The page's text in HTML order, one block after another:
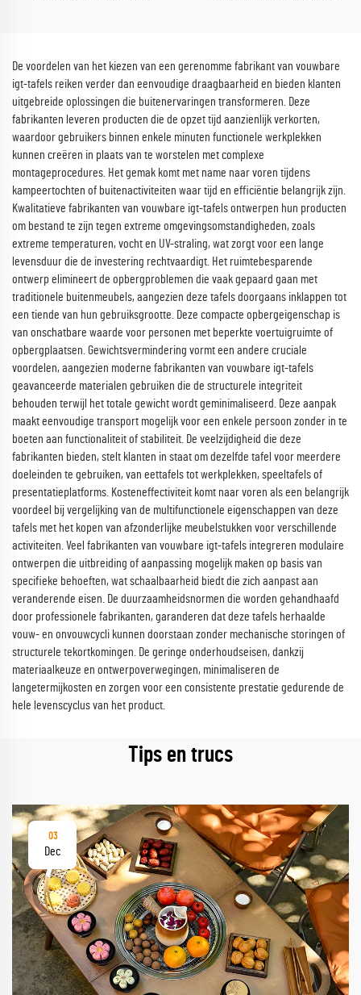
buitenshuis, woonkamer of park
De voordelen van het kiezen van een gerenomme fabrikant van vouwbare
igt-tafels reiken verder dan eenvoudige draagbaarheid en bieden klanten
uitgebreide oplossingen die buitenervaringen transformeren. Deze
fabrikanten leveren producten die de opzet tijd aanzienlijk verkorten,
waardoor gebruikers binnen enkele minuten functionele werkplekken
kunnen creëren in plaats van te worstelen met complexe
montageprocedures. Het gemak komt met name naar voren tijdens
kampeertochten of buitenactiviteiten waar tijd en efficiëntie belangrijk zijn.
Kwalitatieve fabrikanten van vouwbare igt-tafels ontwerpen hun producten
om bestand te zijn tegen extreme omgevingsomstandigheden, zoals
extreme temperaturen, vocht en UV-straling, wat zorgt voor een lange
levensduur die de investering rechtvaardigt. Het ruimtebesparende
ontwerp elimineert de opbergproblemen die vaak gepaard gaan met
traditionele buitenmeubels, aangezien deze tafels doorgaans inklappen tot
een tiende van hun gebruiksgrootte. Deze compacte opbergeigenschap is
van onschatbare waarde voor personen met beperkte voertuigruimte of
opbergplaatsen. Gewichtsvermindering vormt een andere cruciale
voordelen, aangezien moderne fabrikanten van vouwbare igt-tafels
geavanceerde materialen gebruiken die de structurele integriteit
behouden terwijl het totale gewicht wordt geminimaliseerd. Deze aanpak
maakt eenvoudige transport mogelijk voor een enkele persoon zonder in te
boeten aan functionaliteit of stabiliteit. De veelzijdigheid die deze
fabrikanten bieden, stelt klanten in staat om dezelfde tafel voor meerdere
doeleinden te gebruiken, van eettafels tot werkplekken, speeltafels of
presentatieplatforms. Kosteneffectiviteit komt naar voren als een belangrijk
voordeel bij vergelijking van de multifunctionele eigenschappen van deze
tafels met het kopen van afzonderlijke meubelstukken voor verschillende
activiteiten. Veel fabrikanten van vouwbare igt-tafels integreren modulaire
ontwerpen die uitbreiding of aanpassing mogelijk maken op basis van
specifieke behoeften, wat schaalbaarheid biedt die zich aanpast aan
veranderende eisen. De duurzaamheidsnormen die worden gehandhaafd
door professionele fabrikanten, garanderen dat deze tafels herhaalde
vouw- en onvouwcycli kunnen doorstaan zonder mechanische storingen of
structurele tekortkomingen. De geringe onderhoudseisen, dankzij
materiaalkeuze en ontwerpoverwegingen, minimaliseren de
langetermijkosten en zorgen voor een consistente prestatie gedurende de
hele levenscyclus van het product.
Tips en trucs
03
Dec